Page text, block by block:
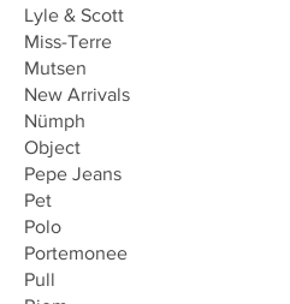
Lyle & Scott
Miss-Terre
Mutsen
New Arrivals
Nümph
Object
Pepe Jeans
Pet
Polo
Portemonee
Pull